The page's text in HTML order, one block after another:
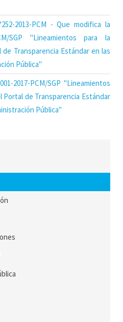
2013-PCM - Que modifica la
SGP "Lineamientos para la
Transparencia Estándar en las
Pública"
2017-PCM/SGP "Lineamientos
Portal de Transparencia Estándar
Pública"